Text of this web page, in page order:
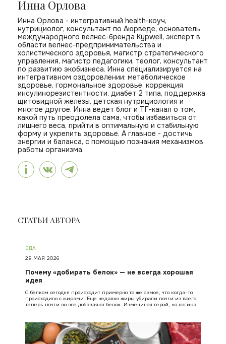
Инна Орлова
Инна Орлова - интегративный health-коуч,
нутрициолог, консультант по Аюрведе, основатель
международного велнес-бренда Kypwell, эксперт в
области велнес-предпринимательства и
холистического здоровья, магистр стратегического
управления, магистр педагогики, теолог, консультант
по развитию экобизнеса. Инна специализируется на
интегративном оздоровлении: метаболическое
здоровье, гормональное здоровье, коррекция
инсулинорезистентности, диабет 2 типа, поддержка
щитовидной железы, детская нутрициология и
многое другое. Инна ведет блог и ТГ-канал о том,
какой путь преодолела сама, чтобы избавиться от
лишнего веса, прийти в оптимальную и стабильную
форму и укрепить здоровье. А главное - достичь
энергии и баланса, с помощью познания механизмов
работы организма.
СТАТЬИ АВТОРА
ЕДА
29 МАЯ 2026
Почему «добирать белок» — не всегда хорошая
идея
С белком сегодня происходит примерно то же самое, что когда-то
происходило с жирами. Еще недавно жиры убирали почти из всего,
теперь почти во все добавляют белок. Изменился герой, но логика
…